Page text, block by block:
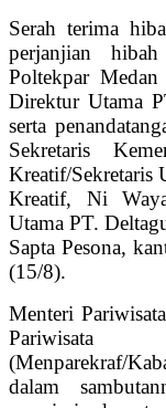
Serah terima
perjanjian
Poltekpar
Direktur Utama
serta
Sekretaris
Kreatif/Sekretaris
Kreatif, Ni
Utama PT.
Sapta Pesona,
(15/8).
Menteri
(Menparekraf/
dalam